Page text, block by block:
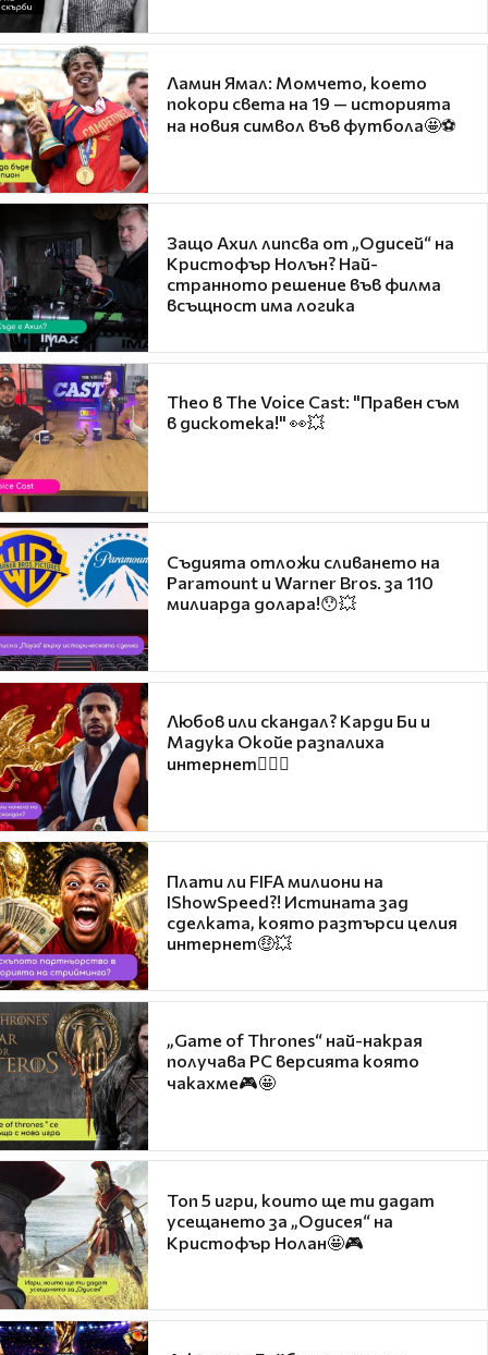
Ламин Ямал: Момчето, което
покори света на 19 — историята
на новия символ във футбола🤩⚽
Защо Ахил липсва от „Одисей“ на
Кристофър Нолън? Най-
странното решение във филма
всъщност има логика
Theo в The Voice Cast: "Правен съм
в дискотека!" 👀💥
Съдията отложи сливането на
Paramount и Warner Bros. за 110
милиарда долара!😯💥
Любов или скандал? Карди Би и
Мадука Окойе разпалиха
интернет❤️‍🔥🔥
Плати ли FIFA милиони на
IShowSpeed?! Истината зад
сделката, която разтърси целия
интернет🤑💥
„Game of Thrones“ най-накрая
получава PC версията която
чакахме🎮🤩
Топ 5 игри, които ще ти дадат
усещането за „Одисея“ на
Кристофър Нолан🤩🎮